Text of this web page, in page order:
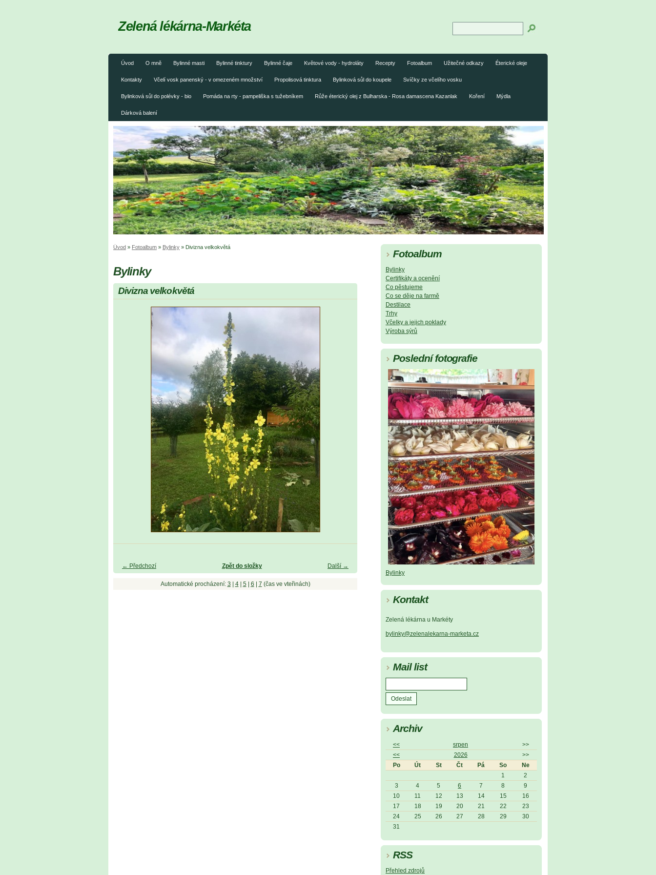
Úvod O mně Bylinné masti Bylinné tinktury Bylinné čaje Květové vody - hydroláty Recepty Fotoalbum Užitečné odkazy Éterické oleje
Kontakty Včelí vosk panenský - v omezeném množství Propolisová tinktura Bylinková sůl do koupele Svíčky ze včelího vosku
Bylinková sůl do polévky - bio Pomáda na rty - pampeliška s tužebníkem Růže éterický olej z Bulharska - Rosa damascena Kazanlak Koření Mýdla
Dárková balení
Zelená lékárna-Markéta
Úvod » Fotoalbum » Bylinky » Divizna velkokvětá
Bylinky
Divizna velkokvětá
← Předchozí Další →
Zpět do složky
Automatické procházení: 3 4| 5| 6 7 (čas ve vteřinách)
Fotoalbum
Bylinky
Certifikáty a ocenění
Co pěstujeme
Co se děje na farmě
Destilace
Trhy
Včelky a jejich poklady
Výroba sýrů
Poslední fotografie
Bylinky
Kontakt
Zelená lékárna u Markéty
bylinky@zelenalekarna-marketa.cz
Mail list
Archiv
<< srpen
>>
<<
2026
>>
Po
Út St Čt Pá So
Ne
1
2
3
4 5 6 7 8
9
10
11 12 13 14 15
16
17
18 19 20 21 22
23
24
25 26 27 28 29
30
31
RSS
Přehled zdrojů